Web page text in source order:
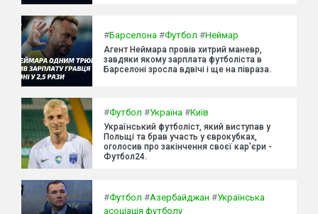
#Барселона #Футбол #Неймар
Агент Неймара провів хитрий маневр,
завдяки якому зарплата футболіста в
Барселоні зросла вдвічі і ще на півраза.
#Футбол #Україна #Київ
Український футболіст, який виступав у
Польщі та брав участь у єврокубках,
оголосив про закінчення своєї кар'єри -
Футбол24.
#Футбол #Азербайджан #Українська
асоціація футболу